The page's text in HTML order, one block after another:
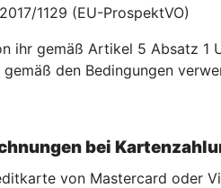
1129 (EU-ProspektVO)
ihr gemäß Artikel 5 Absatz
den Bedingungen
bei Kartenzahlu
von Mastercard oder